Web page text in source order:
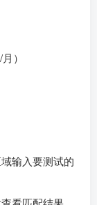
）
输入要测试的